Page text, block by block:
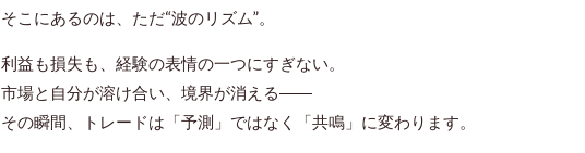
そこにあるのは、ただ“波のリズム”。
利益も損失も、経験の表情の一つにすぎない。
市場と自分が溶け合い、境界が消える――
その瞬間、トレードは「予測」ではなく「共鳴」に変わります。